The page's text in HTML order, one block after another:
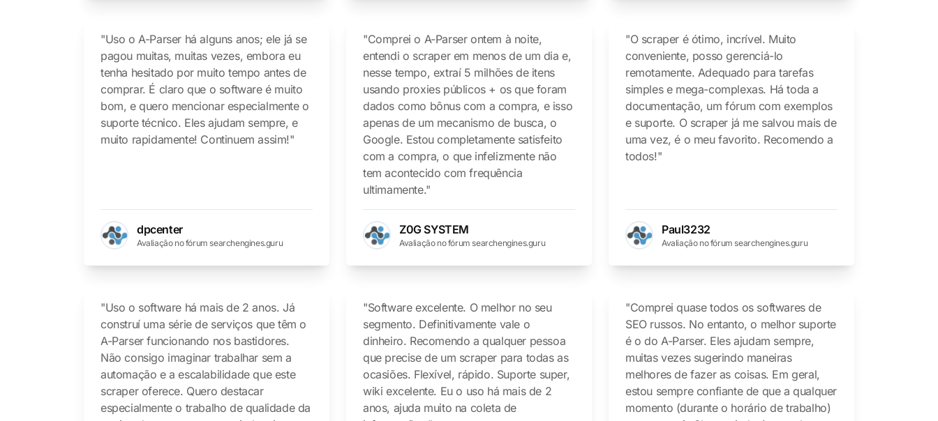
"Uso o A-Parser há alguns anos; ele já se
pagou muitas, muitas vezes, embora eu
tenha hesitado por muito tempo antes de
comprar. É claro que o software é muito
bom, e quero mencionar especialmente o
suporte técnico. Eles ajudam sempre, e
muito rapidamente! Continuem assim!"
dpcenter
Avaliação no fórum searchengines.guru
"Comprei o A-Parser ontem à noite,
entendi o scraper em menos de um dia e,
nesse tempo, extraí 5 milhões de itens
usando proxies públicos + os que foram
dados como bônus com a compra, e isso
apenas de um mecanismo de busca, o
Google. Estou completamente satisfeito
com a compra, o que infelizmente não
tem acontecido com frequência
ultimamente."
Z0G SYSTEM
Avaliação no fórum searchengines.guru
"O scraper é ótimo, incrível. Muito
conveniente, posso gerenciá-lo
remotamente. Adequado para tarefas
simples e mega-complexas. Há toda a
documentação, um fórum com exemplos
e suporte. O scraper já me salvou mais de
uma vez, é o meu favorito. Recomendo a
todos!"
Paul3232
Avaliação no fórum searchengines.guru
"Uso o software há mais de 2 anos. Já
construí uma série de serviços que têm o
A-Parser funcionando nos bastidores.
Não consigo imaginar trabalhar sem a
automação e a escalabilidade que este
scraper oferece. Quero destacar
especialmente o trabalho de qualidade da
"Software excelente. O melhor no seu
segmento. Definitivamente vale o
dinheiro. Recomendo a qualquer pessoa
que precise de um scraper para todas as
ocasiões. Flexível, rápido. Suporte super,
wiki excelente. Eu o uso há mais de 2
anos, ajuda muito na coleta de
"Comprei quase todos os softwares de
SEO russos. No entanto, o melhor suporte
é o do A-Parser. Eles ajudam sempre,
muitas vezes sugerindo maneiras
melhores de fazer as coisas. Em geral,
estou sempre confiante de que a qualquer
momento (durante o horário de trabalho)